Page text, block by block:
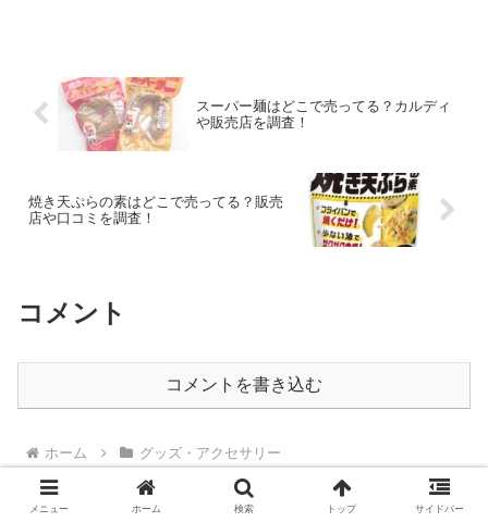
スーパー麺はどこで売ってる？カルディ
や販売店を調査！
焼き天ぷらの素はどこで売ってる？販売
店や口コミを調査！
コメント
コメントを書き込む
ホーム グッズ・アクセサリー
メニュー ホーム 検索 トップ サイドバー